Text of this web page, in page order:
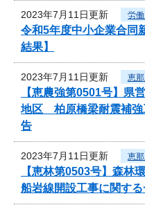
2023年7月11日更新 労
令和5年度中小企業合同
結果】
2023年7月11日更新 恵
【恵農強第0501号】
地区 柏原橋梁耐震補強
告
2023年7月11日更新 恵
【恵林第0503号】森
船岩線開設工事に関す